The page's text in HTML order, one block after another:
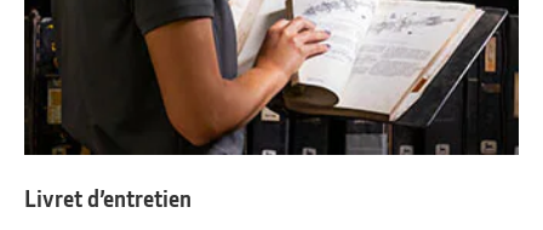
Livret d’entretien